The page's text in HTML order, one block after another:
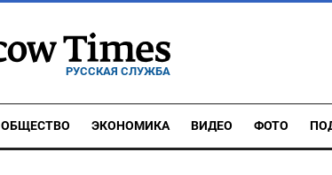
РУССКАЯ СЛУЖБА
ОБЩЕСТВО ЭКОНОМИКА ВИДЕО ФОТО